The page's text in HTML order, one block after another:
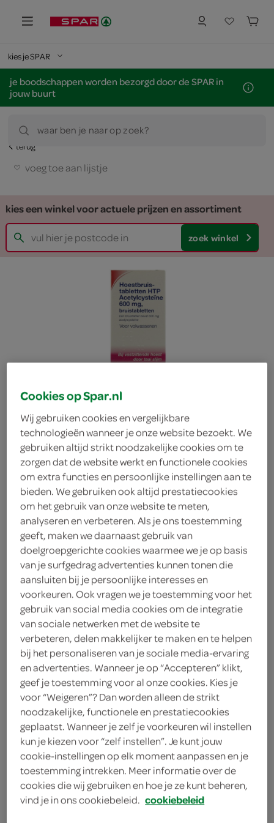
kies je SPAR
je boodschappen worden bezorgd door de SPAR in
jouw buurt
waar ben je naar op zoek?
terug
voeg toe aan lijstje
kies een winkel voor actuele prijzen en assortiment
zoek winkel
Healthy bruistabletten
Healthy
5.
49
10 Stuks
Let op: aanbiedingen zijn niet zichtbaar bij de
producten, maar worden wél automatisch
verwerkt in de winkelmand.
bruistabletten bij vastzittende hoest door taai slijm
bij vastzittende hoest
brengt snel verlichting
tablet oplossen in een half glas water en direct
opdrinken
Cookies op Spar.nl
Wij gebruiken cookies en vergelijkbare
technologieën wanneer je onze website bezoekt. We
gebruiken altijd strikt noodzakelijke cookies om te
zorgen dat de website werkt en functionele cookies
om extra functies en persoonlijke instellingen aan te
bieden. We gebruiken ook altijd prestatiecookies
om het gebruik van onze website te meten,
analyseren en verbeteren. Als je ons toestemming
geeft, maken we daarnaast gebruik van
doelgroepgerichte cookies waarmee we je op basis
van je surfgedrag advertenties kunnen tonen die
aansluiten bij je persoonlijke interesses en
voorkeuren. Ook vragen we je toestemming voor het
gebruik van social media cookies om de integratie
van sociale netwerken met de website te
verbeteren, delen makkelijker te maken en te helpen
bij het personaliseren van je sociale media-ervaring
en advertenties. Wanneer je op “Accepteren” klikt,
geef je toestemming voor al onze cookies. Kies je
voor “Weigeren”? Dan worden alleen de strikt
noodzakelijke, functionele en prestatiecookies
geplaatst. Wanneer je zelf je voorkeuren wil instellen
kun je kiezen voor “zelf instellen”. Je kunt jouw
cookie-instellingen op elk moment aanpassen en je
toestemming intrekken. Meer informatie over de
cookies die wij gebruiken en hoe je ze kunt beheren,
vind je in ons cookiebeleid. cookiebeleid